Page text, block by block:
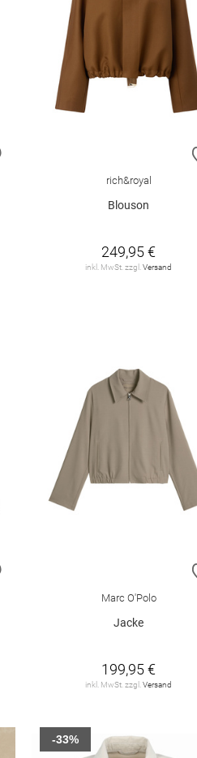
ZUR WUNSCHLISTE HINZUFÜGEN
rich&royal
Blouson
249,95 €
inkl. MwSt. zzgl.Versand
ZUR WUNSCHLISTE HINZUFÜGEN
Marc O'Polo
Jacke
199,95 €
inkl. MwSt. zzgl.Versand
-33%